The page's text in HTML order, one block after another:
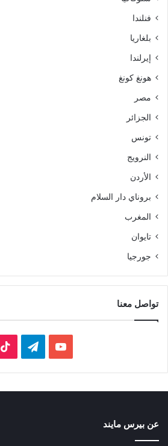
فنلندا
بلغاريا
إيرلندا
هونغ كونغ
مصر
الجزائر
تونس
النرويج
الأردن
بروناي دار السلام
المغرب
تايوان
جورجيا
تواصل معنا
‫YouTubeتيلقرام
عن بيرس مايند